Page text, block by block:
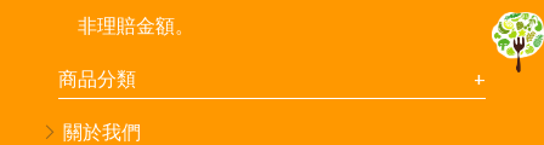
非理賠金額。
商品分類
關於我們